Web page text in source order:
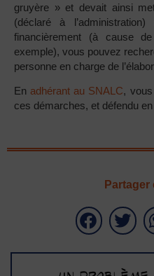
gruyère » et devait ainsi
(déclaré à
financièrement (à cause
exemple), vous pouvez
personne en charge de
En adhérant au SNALC,
ces démarches, et défendu
Partager